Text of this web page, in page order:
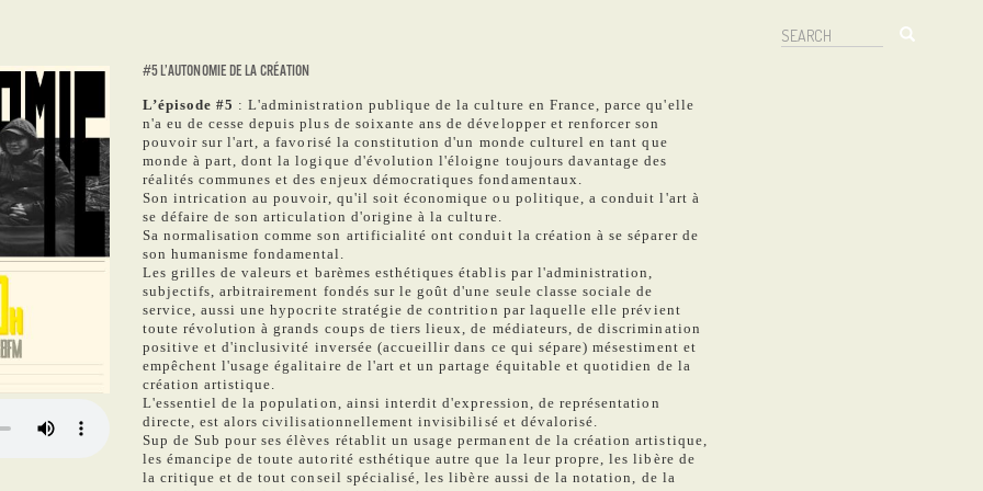
Search
#5 L’AUTONOMIE DE LA CRÉATION
L’épisode #5 : L'administration publique de la culture en France, parce qu'elle
n'a eu de cesse depuis plus de soixante ans de développer et renforcer son
pouvoir sur l'art, a favorisé la constitution d'un monde culturel en tant que
monde à part, dont la logique d'évolution l'éloigne toujours davantage des
réalités communes et des enjeux démocratiques fondamentaux.
Son intrication au pouvoir, qu'il soit économique ou politique, a conduit l'art à
se défaire de son articulation d'origine à la culture.
Sa normalisation comme son artificialité ont conduit la création à se séparer de
son humanisme fondamental.
Les grilles de valeurs et barèmes esthétiques établis par l'administration,
subjectifs, arbitrairement fondés sur le goût d'une seule classe sociale de
service, aussi une hypocrite stratégie de contrition par laquelle elle prévient
toute révolution à grands coups de tiers lieux, de médiateurs, de discrimination
positive et d'inclusivité inversée (accueillir dans ce qui sépare) mésestiment et
empêchent l'usage égalitaire de l'art et un partage équitable et quotidien de la
création artistique.
L'essentiel de la population, ainsi interdit d'expression, de représentation
directe, est alors civilisationnellement invisibilisé et dévalorisé.
Sup de Sub pour ses élèves rétablit un usage permanent de la création artistique,
les émancipe de toute autorité esthétique autre que la leur propre, les libère de
la critique et de tout conseil spécialisé, les libère aussi de la notation, de la